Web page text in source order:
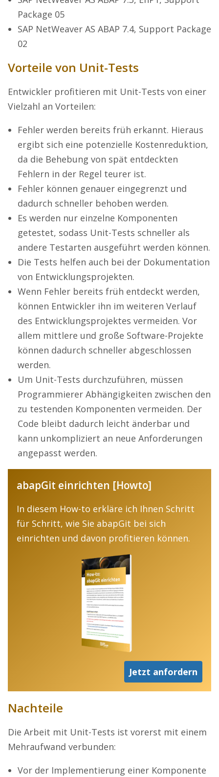
Package 05
SAP NetWeaver AS ABAP 7.4, Support Package
02
Vorteile von Unit-Tests
Entwickler profitieren mit Unit-Tests von einer
Vielzahl an Vorteilen:
Fehler werden bereits früh erkannt. Hieraus
ergibt sich eine potenzielle Kostenreduktion,
da die Behebung von spät entdeckten
Fehlern in der Regel teurer ist.
Fehler können genauer eingegrenzt und
dadurch schneller behoben werden.
Es werden nur einzelne Komponenten
getestet, sodass Unit-Tests schneller als
andere Testarten ausgeführt werden können.
Die Tests helfen auch bei der Dokumentation
von Entwicklungsprojekten.
Wenn Fehler bereits früh entdeckt werden,
können Entwickler ihn im weiteren Verlauf
des Entwicklungsprojektes vermeiden. Vor
allem mittlere und große Software-Projekte
können dadurch schneller abgeschlossen
werden.
Um Unit-Tests durchzuführen, müssen
Programmierer Abhängigkeiten zwischen den
zu testenden Komponenten vermeiden. Der
Code bleibt dadurch leicht änderbar und
kann unkompliziert an neue Anforderungen
angepasst werden.
abapGit einrichten [Howto]
In diesem How-to erkläre ich Ihnen Schritt
für Schritt, wie Sie abapGit bei sich
einrichten und davon profitieren können.
Jetzt anfordern
Nachteile
Die Arbeit mit Unit-Tests ist vorerst mit einem
Mehraufwand verbunden:
Vor der Implementierung einer Komponente